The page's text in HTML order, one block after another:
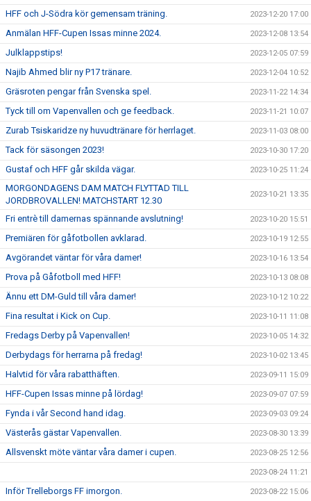
HFF och J-Södra kör gemensam träning. 2023-12-20 17:00
Anmälan HFF-Cupen Issas minne 2024. 2023-12-08 13:54
Julklappstips! 2023-12-05 07:59
Najib Ahmed blir ny P17 tränare. 2023-12-04 10:52
Gräsroten pengar från Svenska spel. 2023-11-22 14:34
Tyck till om Vapenvallen och ge feedback. 2023-11-21 10:07
Zurab Tsiskaridze ny huvudtränare för herrlaget. 2023-11-03 08:00
Tack för säsongen 2023! 2023-10-30 17:20
Gustaf och HFF går skilda vägar. 2023-10-25 11:24
MORGONDAGENS DAM MATCH FLYTTAD TILL
JORDBROVALLEN! MATCHSTART 12.30
2023-10-21 13:35
Fri entrè till damernas spännande avslutning! 2023-10-20 15:51
Premiären för gåfotbollen avklarad. 2023-10-19 12:55
Avgörandet väntar för våra damer! 2023-10-16 13:54
Prova på Gåfotboll med HFF! 2023-10-13 08:08
Ännu ett DM-Guld till våra damer! 2023-10-12 10:22
Fina resultat i Kick on Cup. 2023-10-11 11:08
Fredags Derby på Vapenvallen! 2023-10-05 14:32
Derbydags för herrarna på fredag! 2023-10-02 13:45
Halvtid för våra rabatthäften. 2023-09-11 15:09
HFF-Cupen Issas minne på lördag! 2023-09-07 07:59
Fynda i vår Second hand idag. 2023-09-03 09:24
Västerås gästar Vapenvallen. 2023-08-30 13:39
Allsvenskt möte väntar våra damer i cupen. 2023-08-25 12:56
2023-08-24 11:21
Inför Trelleborgs FF imorgon. 2023-08-22 15:06